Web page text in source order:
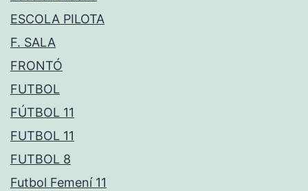
ESCOLA PILOTA
F. SALA
FRONTÓ
FUTBOL
FÚTBOL 11
FUTBOL 11
FUTBOL 8
Futbol Femení 11